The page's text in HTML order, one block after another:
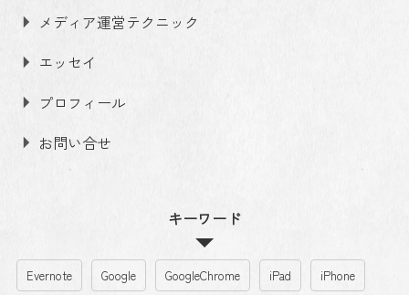
メディア運営テクニック
エッセイ
プロフィール
お問い合せ
キーワード
Evernote Google GoogleChrome iPad iPhone